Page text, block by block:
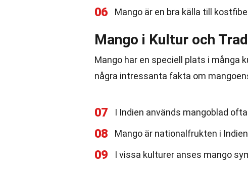
06 Mango är en bra källa till
Mango i Kultur och
Mango har en speciell plats i många
några intressanta fakta om
07 I Indien används mangoblad
08 Mango är nationalfrukten i
09 I vissa kulturer anses mango